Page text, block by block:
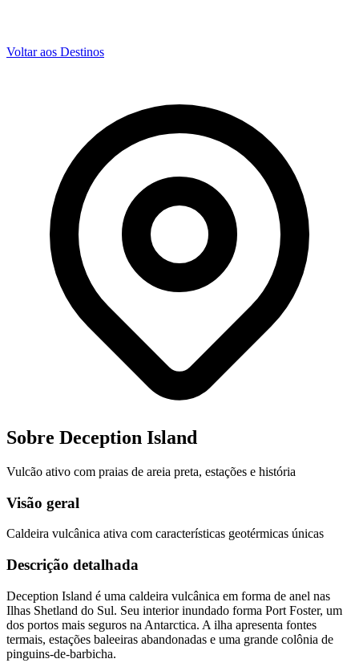
Voltar aos Destinos
Sobre Deception Island
Vulcão ativo com praias de areia preta, estações e história
Visão geral
Caldeira vulcânica ativa com características geotérmicas únicas
Descrição detalhada
Deception Island é uma caldeira vulcânica em forma de anel nas
Ilhas Shetland do Sul. Seu interior inundado forma Port Foster, um
dos portos mais seguros na Antarctica. A ilha apresenta fontes
termais, estações baleeiras abandonadas e uma grande colônia de
pinguins-de-barbicha.